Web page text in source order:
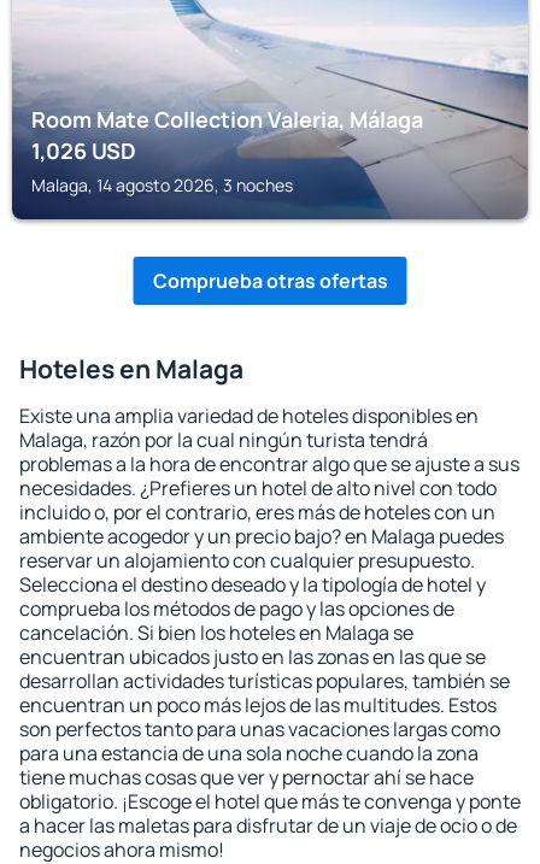
Room Mate Collection Valeria, Málaga
1,026USD
Malaga, 14 agosto 2026, 3 noches
Comprueba otras ofertas
Hoteles en Malaga
Existe una amplia variedad de hoteles disponibles en
Malaga, razón por la cual ningún turista tendrá
problemas a la hora de encontrar algo que se ajuste a sus
necesidades. ¿Prefieres un hotel de alto nivel con todo
incluido o, por el contrario, eres más de hoteles con un
ambiente acogedor y un precio bajo? en Malaga puedes
reservar un alojamiento con cualquier presupuesto.
Selecciona el destino deseado y la tipología de hotel y
comprueba los métodos de pago y las opciones de
cancelación. Si bien los hoteles en Malaga se
encuentran ubicados justo en las zonas en las que se
desarrollan actividades turísticas populares, también se
encuentran un poco más lejos de las multitudes. Estos
son perfectos tanto para unas vacaciones largas como
para una estancia de una sola noche cuando la zona
tiene muchas cosas que ver y pernoctar ahí se hace
obligatorio. ¡Escoge el hotel que más te convenga y ponte
a hacer las maletas para disfrutar de un viaje de ocio o de
negocios ahora mismo!